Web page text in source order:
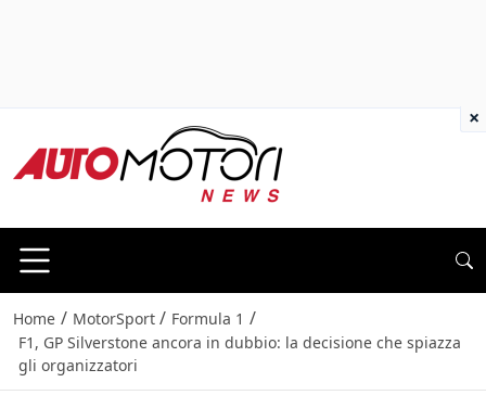
Home / MotorSport / Formula 1 /
F1, GP Silverstone ancora in dubbio: la decisione che spiazza
gli organizzatori
×